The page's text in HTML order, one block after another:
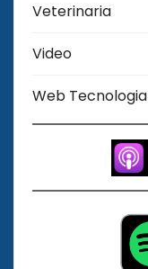
Veterinaria
Video
Web Tecnologia